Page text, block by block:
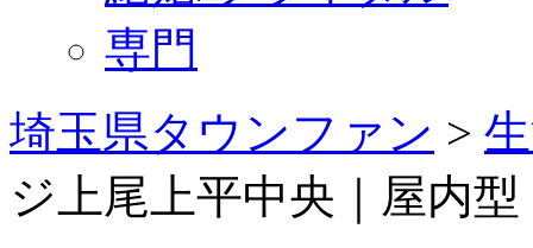
専門
埼玉県タウンファン >
ジ上尾上平中央｜屋内